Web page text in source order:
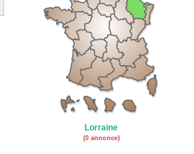
Lorraine
(0 annonce)